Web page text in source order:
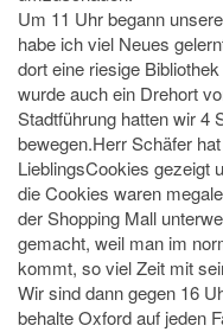
Um 11 Uhr begann
habe ich viel Neues
dort eine riesige
wurde auch ein Drehort
Stadtführung hatten wir 4
bewegen.Herr Schäfer
LieblingsCookies gezeigt
die Cookies waren
der Shopping Mall
gemacht, weil man im
kommt, so viel Zeit mit
Wir sind dann gegen 16
behalte Oxford auf jeden